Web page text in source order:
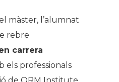
màster, l’alumnat
rebre
carrera
els professionals